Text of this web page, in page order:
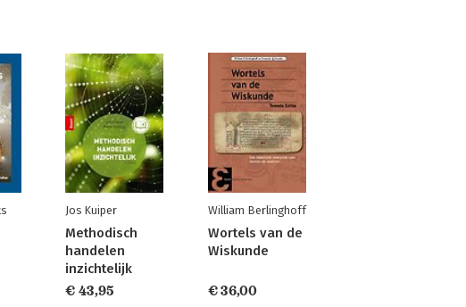
Jos Kuiper
Methodisch
handelen
inzichtelijk
€ 43,95
William Berlinghoff
Wortels van de
Wiskunde
€ 36,00